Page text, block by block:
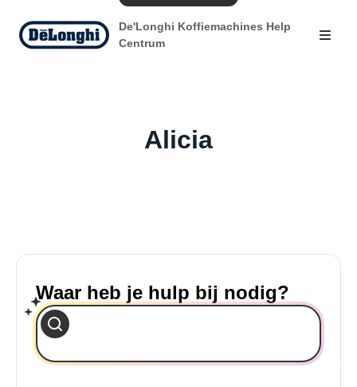
De'Longhi Koffiemachines Help
Centrum
Alicia
Waar heb je hulp bij nodig?